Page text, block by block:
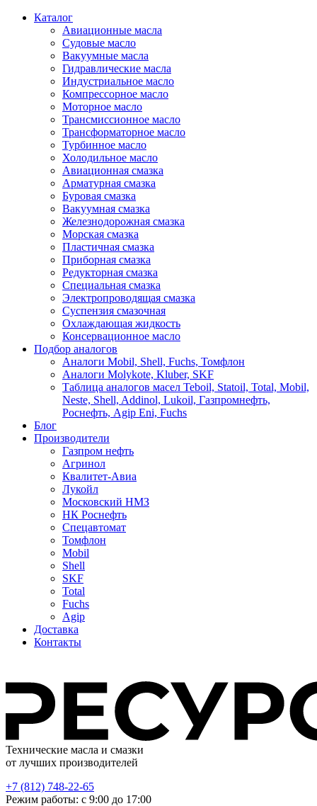
Каталог
Авиационные масла
Судовые масло
Вакуумные масла
Гидравлические масла
Индустриальное масло
Компрессорное масло
Моторное масло
Трансмиссионное масло
Трансформаторное масло
Турбинное масло
Холодильное масло
Авиационная смазка
Арматурная смазка
Буровая смазка
Вакуумная смазка
Железнодорожная смазка
Морская смазка
Пластичная смазка
Приборная смазка
Редукторная смазка
Специальная смазка
Электропроводящая смазка
Суспензия смазочная
Охлаждающая жидкость
Консервационное масло
Подбор аналогов
Аналоги Mobil, Shell, Fuchs, Томфлон
Аналоги Molykote, Kluber, SKF
Таблица аналогов масел Teboil, Statoil, Total, Mobil,
Neste, Shell, Addinol, Lukoil, Газпромнефть,
Роснефть, Agip Eni, Fuchs
Блог
Производители
Газпром нефть
Агринол
Квалитет-Авиа
Лукойл
Московский НМЗ
НК Роснефть
Спецавтомат
Томфлон
Mobil
Shell
SKF
Total
Fuchs
Agip
Доставка
Контакты
Технические масла и смазки
от лучших производителей
+7 (812) 748-22-65
Режим работы: с 9:00 до 17:00